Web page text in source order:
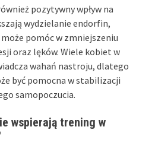
pozytywny wpływ na
wydzielanie endorfin,
pomóc w zmniejszeniu
oraz lęków. Wiele kobiet w
wahań nastroju, dlatego
być pomocna w stabilizacji
samopoczucia.
wspierają trening w